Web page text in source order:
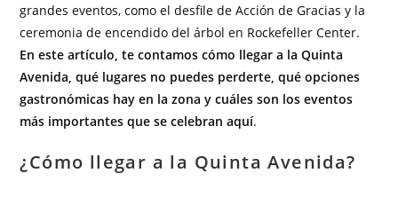
grandes eventos, como el desfile de Acción de Gracias y la
ceremonia de encendido del árbol en Rockefeller Center.
En este artículo, te contamos cómo llegar a la Quinta
Avenida, qué lugares no puedes perderte, qué opciones
gastronómicas hay en la zona y cuáles son los eventos
más importantes que se celebran aquí.
¿Cómo llegar a la Quinta Avenida?